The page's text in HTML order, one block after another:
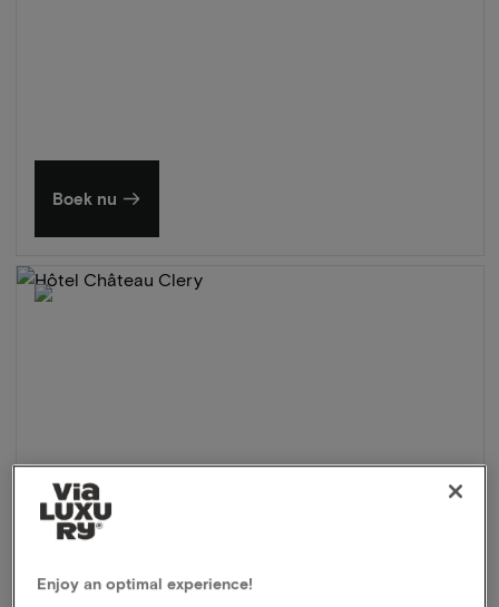
Boek nu
Enjoy an optimal experience!